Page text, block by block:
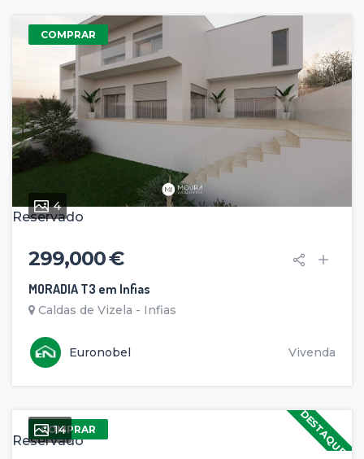
COMPRAR
Reservado
4
299,000 €
MORADIA T3 em Infias
Caldas de Vizela - Infias
Euronobel Vivenda
COMPRAR DESTAQUE
Reservado
14